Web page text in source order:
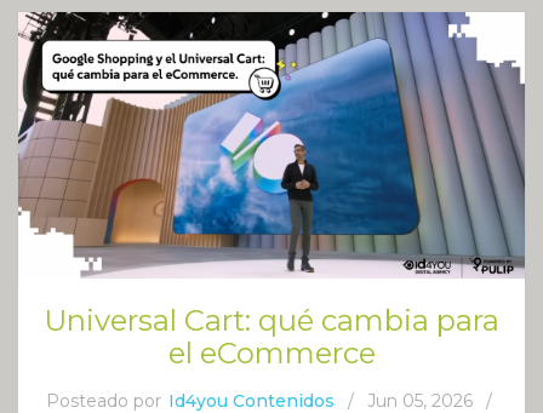
Universal Cart: qué cambia para
el eCommerce
Posteado por Id4you Contenidos / Jun 05, 2026
/